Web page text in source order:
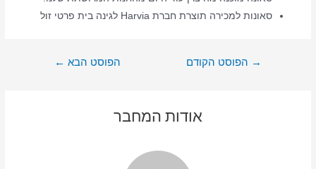
סאונות למכירה תוצרת חברת Harvia לגינה בית פרטי זול
→ הפוסט הקודם הפוסט הבא ←
אודות המחבר